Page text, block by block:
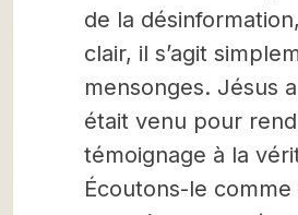
de la
clair, il s’agit
mensonges. Jésus
était venu pour
témoignage à la
Écoutons-le comme